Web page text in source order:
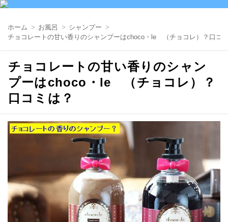
ホーム お風呂
シャンプー
チョコレートの甘い香りのシャンプーはchoco・le （チョコレ）？口コ
チョコレートの甘い香りのシャン
プーはchoco・le （チョコレ）？
口コミは？